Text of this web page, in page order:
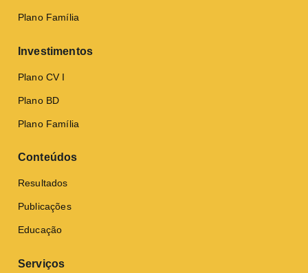
Plano Família
Investimentos
Plano CV I
Plano BD
Plano Família
Conteúdos
Resultados
Publicações
Educação
Serviços